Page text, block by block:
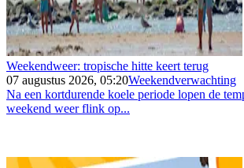
Weekendweer: tropische hitte keert terug
07 augustus 2026, 05:20Weekendverwachting
Na een kortdurende koele periode lopen de
weekend weer flink op...